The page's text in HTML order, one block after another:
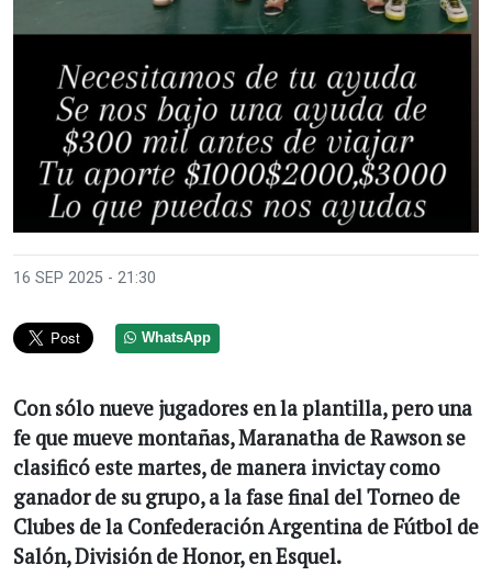
16 SEP 2025 - 21:30
WhatsApp
Con sólo nueve jugadores en la plantilla, pero una
fe que mueve montañas, Maranatha de Rawson se
clasificó este martes, de manera invictay como
ganador de su grupo, a la fase final del Torneo de
Clubes de la Confederación Argentina de Fútbol de
Salón, División de Honor, en Esquel.